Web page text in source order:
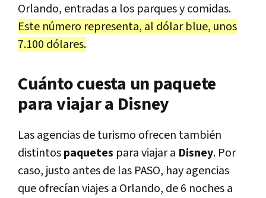
Orlando, entradas a los parques y comidas.
Este número representa, al dólar blue, unos
7.100 dólares.
Cuánto cuesta un paquete
para viajar a Disney
Las agencias de turismo ofrecen también
distintospaquetes para viajar a Disney. Por
caso, justo antes de las PASO, hay agencias
que ofrecían viajes a Orlando, de 6 noches a